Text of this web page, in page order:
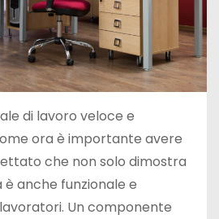
di lavoro veloce e
ora è importante avere
che non solo dimostra
anche funzionale e
Un componente